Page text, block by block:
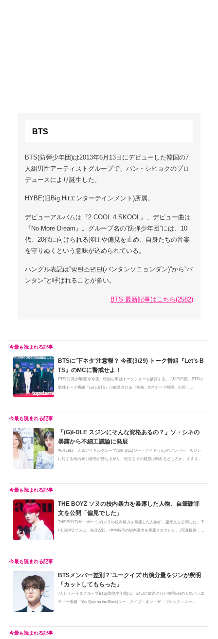
BTS
BTS(防弾少年団)は2013年6月13日にデビューした韓国の7
人組男性アーティストグループで、パン・シヒョクのプロ
デュースにより誕生した。
HYBE(旧Big Hitエンターテインメント)所属。
デビューアルバムは『2 COOL 4 SKOOL』、デビュー曲は
『No More Dream』。グループ名の”防弾少年団”には、10
代、20代に向けられる抑圧や偏見を止め、自身たちの音楽
を守りぬくという意味が込められている。
ハングル表記は”방탄소년단(バンタンソニョンダン)”から”バ
ンタン”と呼ばれることが多い。
BTS 最新記事はこちら(2582)
BTSに'下ネタ'注意報？ 今夜(3/29) トーク番組『Let’s B
TS』のMCに警戒せよ！
BTS(防弾少年団)が今夜、特別な単独トークショーを披露する。 3月29日夜、BTSの
単独トーク番組『Let's BTS』が放送される（画像：©スポーツ韓国、出典：...
「(G)I-DLE スジンにそんな資格あるの？」ソ・シネの
暴露から不細工議論に発展
先月19日、人気アイドルグループ(G)I-DLE(ジー・アイドゥル)のメンバー、スジン
に対する校内暴力疑惑が持ち上がり、現在もその疑惑は晴れるどころか、ますま...
THE BOYZ ソヌの校内暴力を暴露した人物、自筆謝罪
文を公開「偏見でした」
THE BOYZ(ザ・ボーイズ)ソヌの校内暴力を暴露した人物が、謝罪文を公開した。 T
HE BOYZソヌは、先月22日、中学時代の校内暴力を暴露されていた。(写真提供：
BTSメンバー差別？'ユークイズ'出演分量をジンが釈明
「カットしてもらった」
7人組ボーイズグループBTS(防弾少年団)は、24日に放送された韓国tvNの人気バラエ
ティー番組『You Quiz on the Block(ユー・クイズ・オン・ザ・ブロック：ユー...